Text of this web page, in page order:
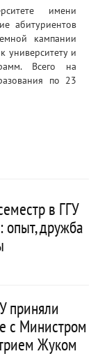
имени
абитуриентов
кампании
университету и
Всего на
по 23
в ГГУ
дружба
приняли
с Министром
Жуком